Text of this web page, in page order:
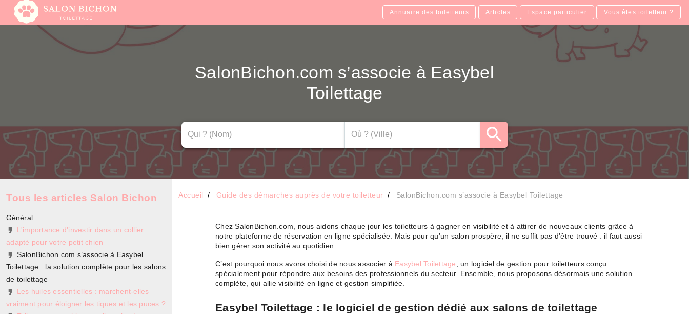
Annuaire des toiletteurs Articles Espace particulier Vous êtes toiletteur ?
SalonBichon.com s’associe à Easybel
Toilettage
Tous les articles Salon Bichon
Général
L'importance d'investir dans un collier
adapté pour votre petit chien
SalonBichon.com s’associe à Easybel
Toilettage : la solution complète pour les salons
de toilettage
Les huiles essentielles : marchent-elles
vraiment pour éloigner les tiques et les puces ?
Accueil Guide des démarches auprès de votre toiletteur SalonBichon.com s’associe à Easybel Toilettage
Chez SalonBichon.com, nous aidons chaque jour les toiletteurs à gagner en visibilité et à attirer de nouveaux clients grâce à
notre plateforme de réservation en ligne spécialisée. Mais pour qu’un salon prospère, il ne suffit pas d’être trouvé : il faut aussi
bien gérer son activité au quotidien.
C’est pourquoi nous avons choisi de nous associer à Easybel Toilettage , un logiciel de gestion pour toiletteurs conçu
spécialement pour répondre aux besoins des professionnels du secteur. Ensemble, nous proposons désormais une solution
complète, qui allie visibilité en ligne et gestion simplifiée.
Easybel Toilettage : le logiciel de gestion dédié aux salons de toilettage